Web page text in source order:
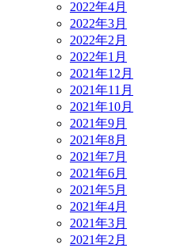
2022年4月
2022年3月
2022年2月
2022年1月
2021年12月
2021年11月
2021年10月
2021年9月
2021年8月
2021年7月
2021年6月
2021年5月
2021年4月
2021年3月
2021年2月